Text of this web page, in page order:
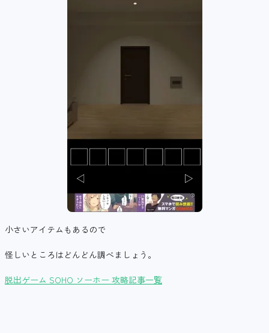
小さいアイテムもあるので
怪しいところはどんどん調べましょう。
脱出ゲーム SOHO ソーホー 攻略記事一覧